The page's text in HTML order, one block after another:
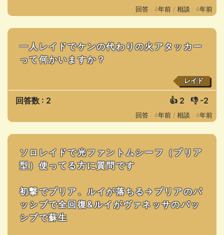
回答 : 4年前 / 相談 : 4年前
一人レイドでケンの代わりの火アタッカー
って何かいますか？
レイド
回答数 : 2 👍 2 👎 -2
回答 : 4年前 / 相談 : 4年前
ソロレイドで光ファントムシーフ（プリア
型）使ってる方に質問です
初撃でプリア、ルイが落ちる→プリアのパ
ッシブで全回復&ルイがヴァネッサのパッ
シブで蘇生